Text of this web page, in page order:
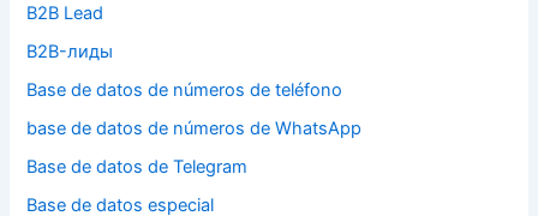
B2B Lead
B2B-лиды
Base de datos de números de teléfono
base de datos de números de WhatsApp
Base de datos de Telegram
Base de datos especial